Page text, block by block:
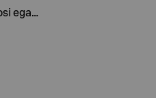
ega…